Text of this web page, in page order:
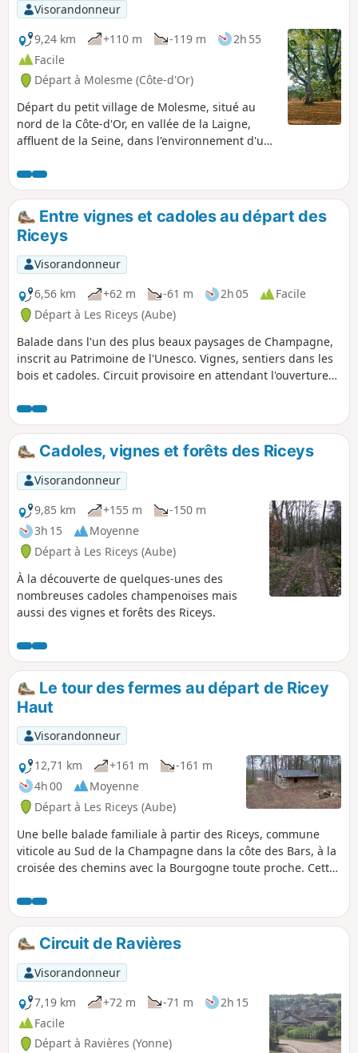
Visorandonneur
9,24 km
+110 m -119 m
2h 55
Facile
Départ à Molesme (Côte-d'Or)
Départ du petit village de Molesme, situé au
nord de la Côte-d'Or, en vallée de la Laigne,
affluent de la Seine, dans l'environnement d'un
de ce village fut fortement influencée par la vie
monacale de l'abbaye qui connut au fil des
siècles les conséquences de la Guerre de 100
ans, des Guerres de religions, de la Révolution
... L'abbaye est ouverte au public en période
estivale sur rendez-vous. La randonnée
tranquille permet de découvrir et visiter les
ruines de l'Oppidum de Vertillum qui fut une
grande cité à l'époque romaine.
Entre vignes et cadoles au départ des
Riceys
Visorandonneur
6,56 km
+62 m -61 m 2h 05
Facile
Départ à Les Riceys (Aube)
Balade dans l'un des plus beaux paysages de Champagne,
inscrit au Patrimoine de l'Unesco. Vignes, sentiers dans les
bois et cadoles. Circuit provisoire en attendant l'ouverture
Cadoles, vignes et forêts des Riceys
Visorandonneur
9,85 km
+155 m
-150 m
3h 15
Moyenne
Départ à Les Riceys (Aube)
À la découverte de quelques-unes des
nombreuses cadoles champenoises mais
aussi des vignes et forêts des Riceys.
Le tour des fermes au départ de Ricey
Haut
Visorandonneur
12,71 km
+161 m
-161 m
4h 00
Moyenne
Départ à Les Riceys (Aube)
Une belle balade familiale à partir des Riceys, commune
viticole au Sud de la Champagne dans la côte des Bars, à la
croisée des chemins avec la Bourgogne toute proche. Cette
Rive et Ricey Haut. La commune bénéficie de trois
appellations et bénéficie du plus grand terroir classé
champagne.
Circuit de Ravières
Visorandonneur
7,19 km
+72 m -71 m
2h 15
Facile
Départ à Ravières (Yonne)